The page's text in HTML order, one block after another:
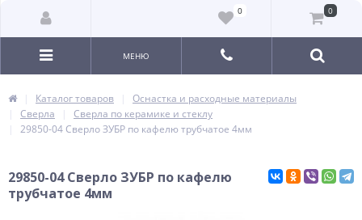
0 0
МЕНЮ
Каталог товаров
Оснастка и расходные материалы
Сверла
Сверла по керамике и стеклу
29850-04 Сверло ЗУБР по кафелю трубчатое 4мм
29850-04 Сверло ЗУБР по кафелю
трубчатое 4мм